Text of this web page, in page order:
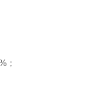
；